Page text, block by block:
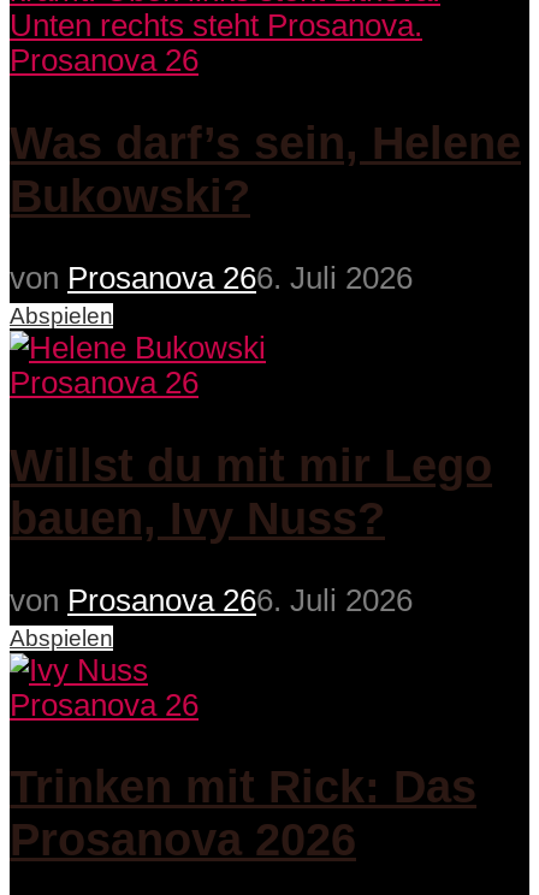
Prosanova 26
Was darf’s sein, Helene
Bukowski?
von Prosanova 266. Juli 2026
Abspielen
Prosanova 26
Willst du mit mir Lego
bauen, Ivy Nuss?
von Prosanova 266. Juli 2026
Abspielen
Prosanova 26
Trinken mit Rick: Das
Prosanova 2026